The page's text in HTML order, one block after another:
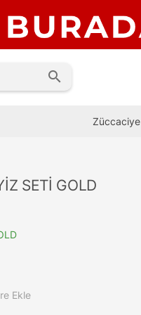
search
Züccaciye
SETİ GOLD
Ekle